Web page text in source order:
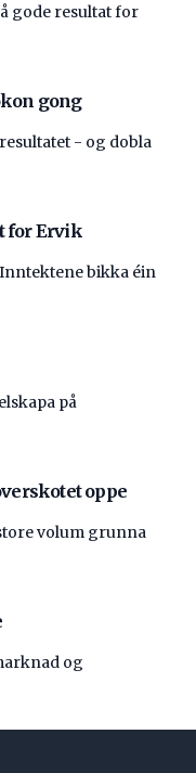
gode resultat for
gong
- og dobla
for Ervik
bikka éin
på
oppe
volum grunna
og